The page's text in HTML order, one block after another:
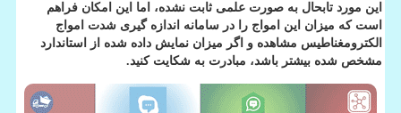
این مورد تابحال به صورت علمی ثابت نشده، اما این امکان فراهم
است که میزان این امواج را در سامانه اندازه گیری شدت امواج
الکترومغناطیس مشاهده و اگر میزان نمایش داده شده از استاندارد
مشخص شده بیشتر باشد، مبادرت به شکایت کنید.